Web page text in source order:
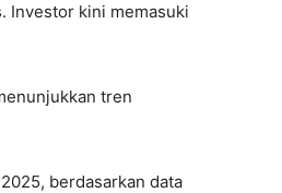
Investor kini memasuki
tren
berdasarkan data